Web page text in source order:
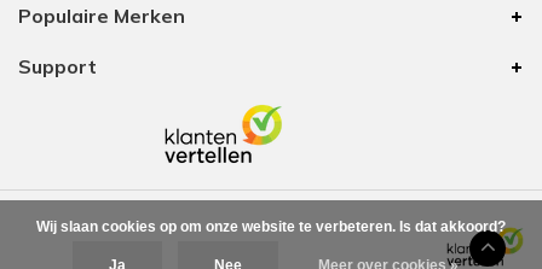
Casa Vloeren. Toen was het van hun eigen merk
zij de enige op onze zoektocht met een goede
waardoor we voor onze bovenverdieping ook
vloer bij hun zijn gaan halen. Ze hebben nog
steeds mooie vloeren voor elk budget. Ook deze
keer zijn we weer helemaal tevreden.
beide keren fijne ervaringen mee gehad.
Populaire Merken
Support
Wij slaan cookies op om onze website te verbeteren. Is dat akkoord?
Ja Nee Meer over cookies »